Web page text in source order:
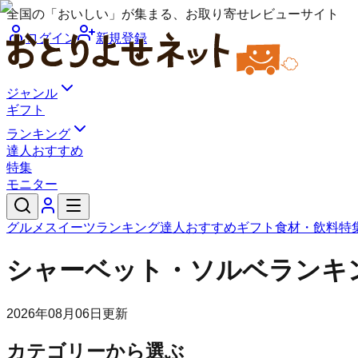
全国の「おいしい」が集まる、お取り寄せレビューサイト
ログイン
新規登録
ジャンル
ギフト
ランキング
達人おすすめ
特集
モニター
グルメ スイーツランキング達人おすすめギフト 食材・飲料特
シャーベット・ソルベランキ
2026年08月06日 更新
カテゴリーから選ぶ